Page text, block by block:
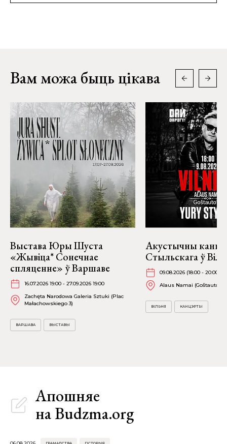
Вам можа быць цікава
Выстава Юры Шуста
«Жывіца* Сонечнае
спляценне» ў Варшаве
16.07.2026 19:00 - 27.09.2026 19:00
Zachęta Narodowa Galeria Sztuki (Plac
Małachowskiego 3)
ВАРШАВА ВЫСТАВЫ
Акустычны
Стыльскага ў
09.08.2026 (18:00 - 20:00)
Alaus Namai (Goštauto 8)
ВІЛЬНЯ КАНЦЭРТЫ
Апошняе
на Budzma.org